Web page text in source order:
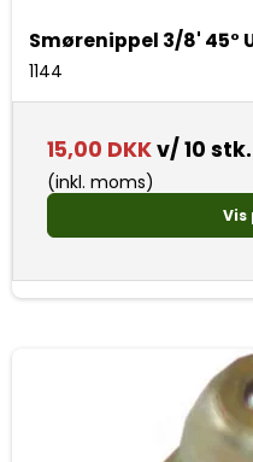
Smørenippel 3/8' 45°
1144
15,00 DKKv/ 10 stk.
(inkl. moms)
Vis